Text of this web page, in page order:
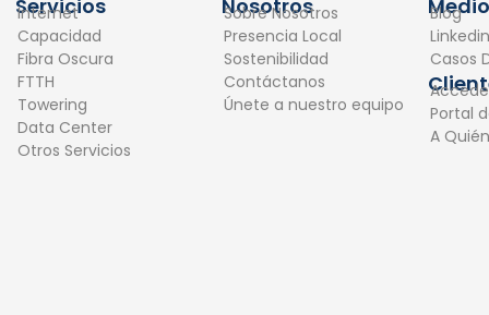
b
o
o
k
e
d
i
n
Servicios
Internet
Capacidad
Fibra Oscura
FTTH
Towering
Data Center
Otros Servicios
Nosotros
Sobre Nosotros
Presencia Local
Sostenibilidad
Contáctanos
Únete a nuestro equipo
Blog
Linkedin
Casos
Portal
A